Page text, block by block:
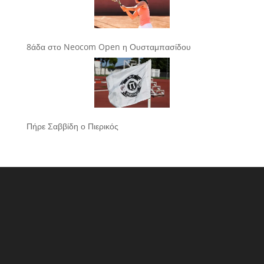
8άδα στο Neocom Open η Ουσταμπασίδου
Πήρε Σαββίδη ο Πιερικός